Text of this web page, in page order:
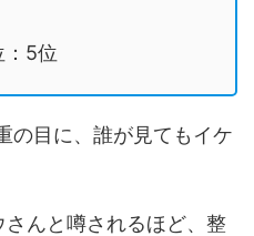
：5位
の目に、誰が見てもイケ
んと噂されるほど、整